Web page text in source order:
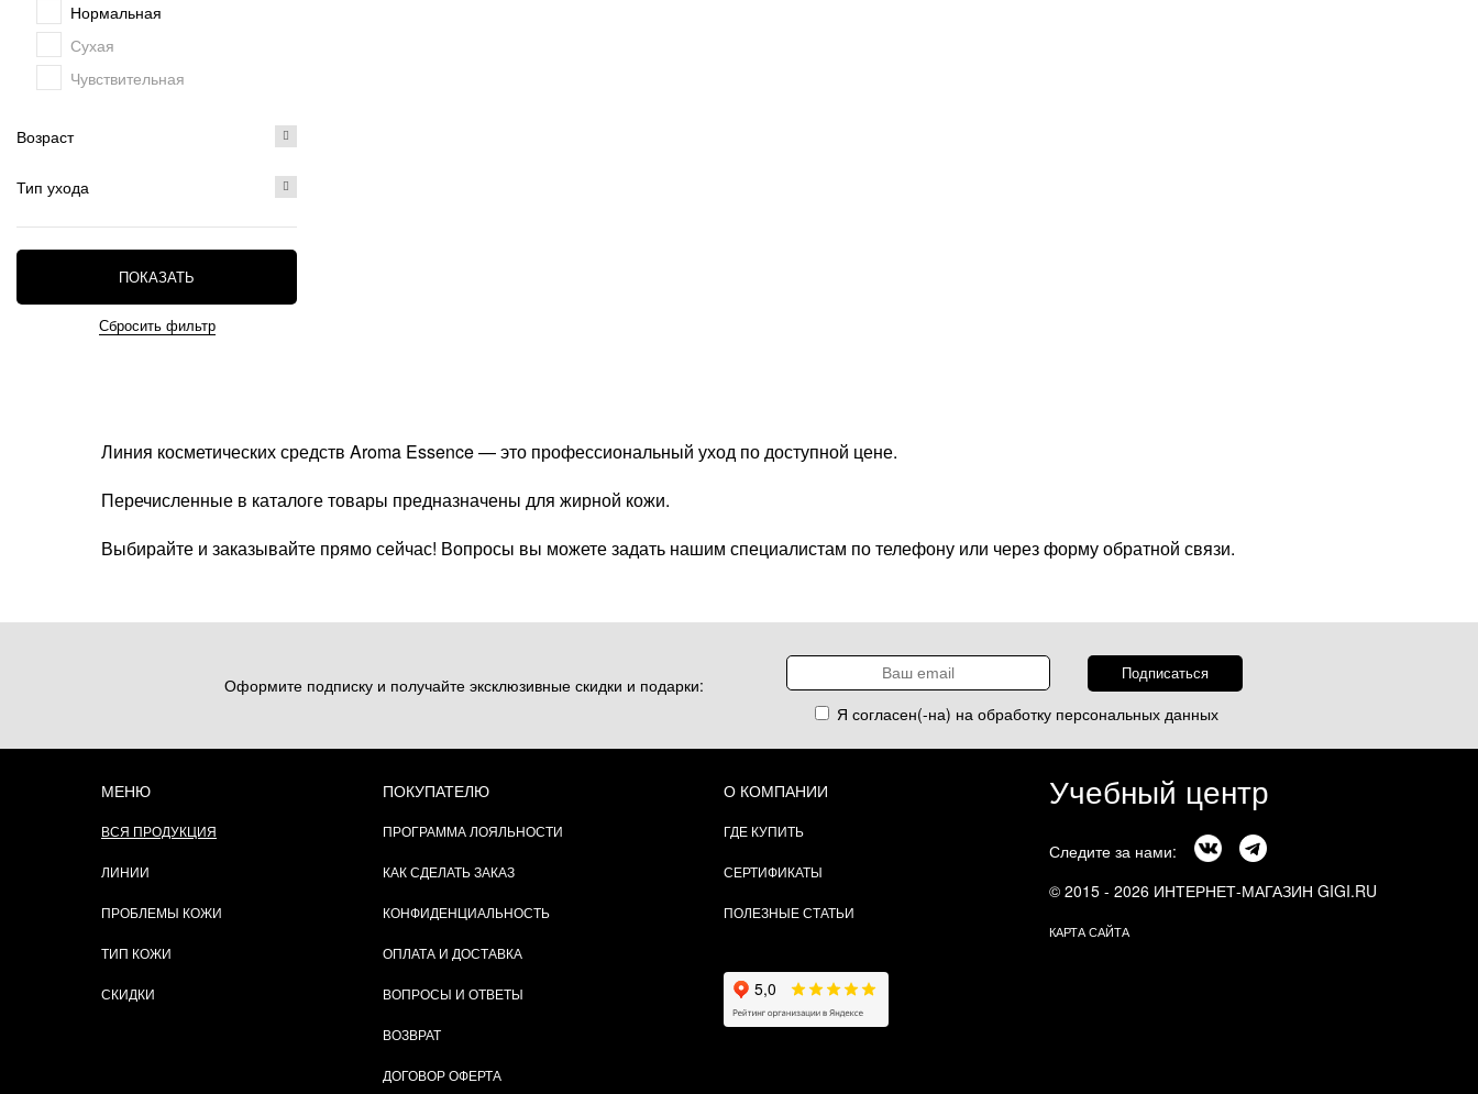
Нормальная
Сухая
Чувствительная
Возраст
Тип ухода
ПОКАЗАТЬ
Линия косметических средств Aroma Essence — это профессиональный уход по доступной цене.
Перечисленные в каталоге товары предназначены для жирной кожи.
Выбирайте и заказывайте прямо сейчас! Вопросы вы можете задать нашим специалистам по телефону или через форму обратной связи.
Оформите подписку и получайте эксклюзивные скидки и подарки:
Я согласен(-на) на обработку персональных данных
МЕНЮ
ВСЯ ПРОДУКЦИЯ
ЛИНИИ
ПРОБЛЕМЫ КОЖИ
ТИП КОЖИ
СКИДКИ
ПОКУПАТЕЛЮ
ПРОГРАММА ЛОЯЛЬНОСТИ
КАК СДЕЛАТЬ ЗАКАЗ
КОНФИДЕНЦИАЛЬНОСТЬ
ОПЛАТА И ДОСТАВКА
ВОПРОСЫ И ОТВЕТЫ
ВОЗВРАТ
ДОГОВОР ОФЕРТА
О КОМПАНИИ
ГДЕ КУПИТЬ
СЕРТИФИКАТЫ
ПОЛЕЗНЫЕ СТАТЬИ
Учебный центр
Следите за нами:
© 2015 - 2026 ИНТЕРНЕТ-МАГАЗИН GIGI.RU
КАРТА САЙТА